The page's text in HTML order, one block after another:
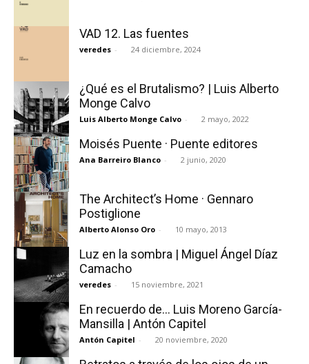
VAD 12. Las fuentes
veredes - 24 diciembre, 2024
¿Qué es el Brutalismo? | Luis Alberto
Monge Calvo
Luis Alberto Monge Calvo - 2 mayo, 2022
Moisés Puente · Puente editores
Ana Barreiro Blanco - 2 junio, 2020
The Architect’s Home · Gennaro
Postiglione
Alberto Alonso Oro - 10 mayo, 2013
Luz en la sombra | Miguel Ángel Díaz
Camacho
veredes - 15 noviembre, 2021
En recuerdo de… Luis Moreno García-
Mansilla | Antón Capitel
Antón Capitel - 20 noviembre, 2020